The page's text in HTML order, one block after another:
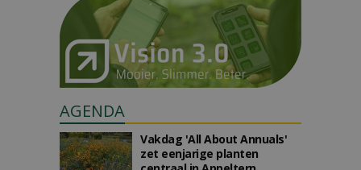
AGENDA
Vakdag 'All About Annuals'
zet eenjarige planten